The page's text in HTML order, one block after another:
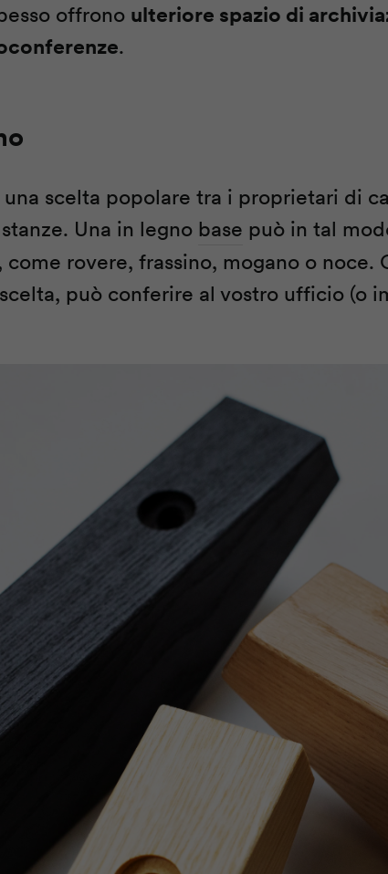
offrono ulteriore spazio di
.
scelta popolare tra i proprietari di
Una in legno base può in tal
rovere, frassino, mogano o noce.
può conferire al vostro ufficio (o